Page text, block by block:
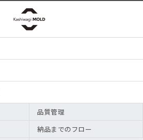
品質管理
納品までのフロー